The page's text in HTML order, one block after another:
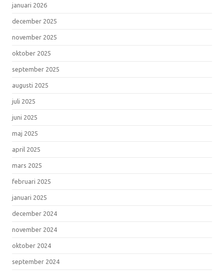
januari 2026
december 2025
november 2025
oktober 2025
september 2025
augusti 2025
juli 2025
juni 2025
maj 2025
april 2025
mars 2025
februari 2025
januari 2025
december 2024
november 2024
oktober 2024
september 2024